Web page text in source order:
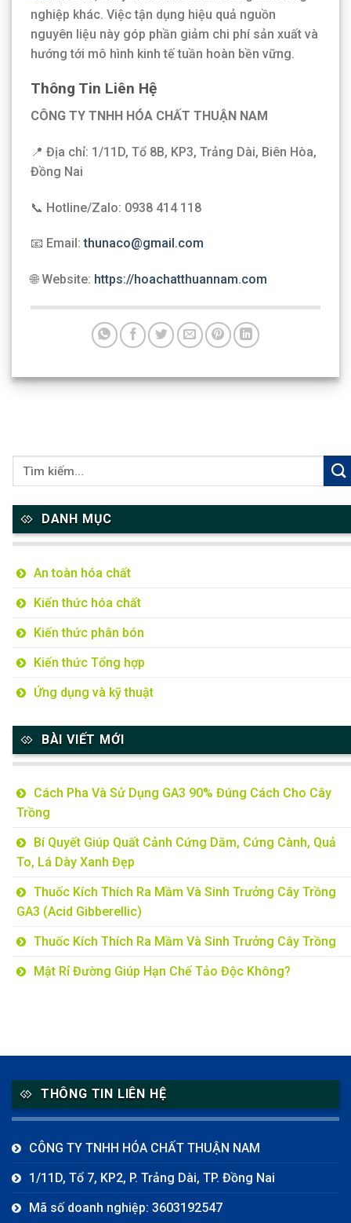
nghiệp khác. Việc tận dụng hiệu quả nguồn
nguyên liệu này góp phần giảm chi phí sản xuất và
hướng tới mô hình kinh tế tuần hoàn bền vững.
Thông Tin Liên Hệ
CÔNG TY TNHH HÓA CHẤT THUẬN NAM
📍 Địa chỉ: 1/11D, Tổ 8B, KP3, Trảng Dài, Biên Hòa,
Đồng Nai
📞 Hotline/Zalo: 0938 414 118
📧 Email:thunaco@gmail.com
🌐 Website: https://hoachatthuannam.com
DANH MỤC
An toàn hóa chất
Kiến thức hóa chất
Kiến thức phân bón
Kiến thức Tổng hợp
Ứng dụng và kỹ thuật
BÀI VIẾT MỚI
Cách Pha Và Sử Dụng GA3 90% Đúng Cách Cho Cây
Trồng
Bí Quyết Giúp Quất Cảnh Cứng Dăm, Cứng Cành, Quả
To, Lá Dày Xanh Đẹp
Thuốc Kích Thích Ra Mầm Và Sinh Trưởng Cây Trồng
GA3 (Acid Gibberellic)
Thuốc Kích Thích Ra Mầm Và Sinh Trưởng Cây Trồng
Mật Rỉ Đường Giúp Hạn Chế Tảo Độc Không?
THÔNG TIN LIÊN HỆ
CÔNG TY TNHH HÓA CHẤT THUẬN NAM
1/11D, Tổ 7, KP2, P. Trảng Dài, TP. Đồng Nai
Mã số doanh nghiệp: 3603192547